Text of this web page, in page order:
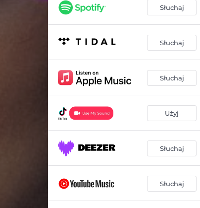
Słuchaj
Słuchaj
Słuchaj
Użyj
Słuchaj
Słuchaj